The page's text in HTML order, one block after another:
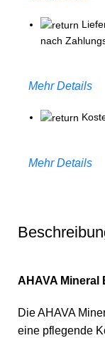
nach
Mehr Details
Mehr Details
AHAVA
Die AHAVA
eine pflegende